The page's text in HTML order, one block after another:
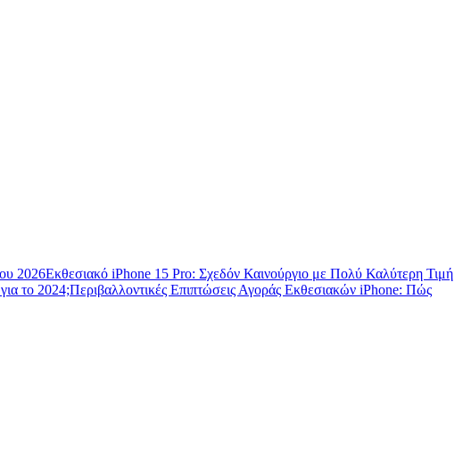
2026Εκθεσιακό iPhone 15 Pro: Σχεδόν Καινούργιο με Πολύ Καλύτερη Τιμή
το 2024;Περιβαλλοντικές Επιπτώσεις Αγοράς Εκθεσιακών iPhone: Πώς